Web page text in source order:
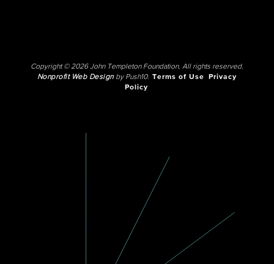
Copyright © 2026 John Templeton Foundation. All rights reserved.
Nonprofit Web Designby Push10. Terms of Use
Privacy
Policy